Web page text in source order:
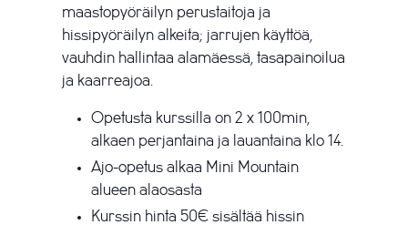
maastopyöräilyn perustaitoja ja
hissipyöräilyn alkeita; jarrujen käyttöä,
vauhdin hallintaa alamäessä, tasapainoilua
ja kaarreajoa.
Opetusta kurssilla on 2 x 100min,
alkaen perjantaina ja lauantaina klo 14.
Ajo-opetus alkaa Mini Mountain
alueen alaosasta
Kurssin hinta 50€ sisältää hissin